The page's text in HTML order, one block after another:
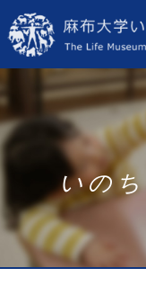
いのち